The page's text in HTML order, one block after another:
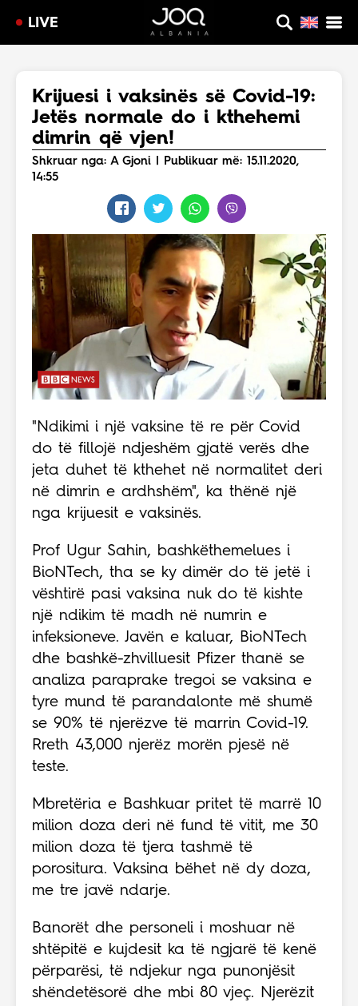
LIVE
Krijuesi i vaksinës së Covid-19:
Jetës normale do i kthehemi
dimrin që vjen!
Shkruar nga: A Gjoni | Publikuar më: 15.11.2020,
14:55
"Ndikimi i një vaksine të re për Covid
do të fillojë ndjeshëm gjatë verës dhe
jeta duhet të kthehet në normalitet deri
në dimrin e ardhshëm", ka thënë një
nga krijuesit e vaksinës.
Prof Ugur Sahin, bashkëthemelues i
BioNTech, tha se ky dimër do të jetë i
vështirë pasi vaksina nuk do të kishte
një ndikim të madh në numrin e
infeksioneve. Javën e kaluar, BioNTech
dhe bashkë-zhvilluesit Pfizer thanë se
analiza paraprake tregoi se vaksina e
tyre mund të parandalonte më shumë
se 90% të njerëzve të marrin Covid-19.
Rreth 43,000 njerëz morën pjesë në
teste.
Mbretëria e Bashkuar pritet të marrë 10
milion doza deri në fund të vitit, me 30
milion doza të tjera tashmë të
porositura. Vaksina bëhet në dy doza,
me tre javë ndarje.
Banorët dhe personeli i moshuar në
shtëpitë e kujdesit ka të ngjarë të kenë
përparësi, të ndjekur nga punonjësit
shëndetësorë dhe mbi 80 vjeç. Njerëzit